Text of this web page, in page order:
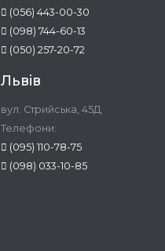
(056) 443-00-30
(098) 744-60-13
(050) 257-20-72
Львів
вул. Стрийська, 45Д
Телефони:
(095) 110-78-75
(098) 033-10-85